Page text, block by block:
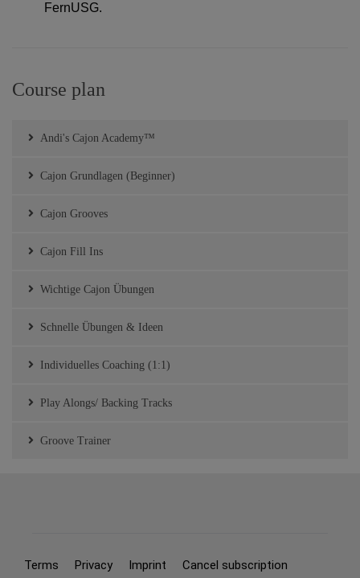
FernUSG.
Course plan
Andi's Cajon Academy™
Cajon Grundlagen (Beginner)
Cajon Grooves
Cajon Fill Ins
Wichtige Cajon Übungen
Schnelle Übungen & Ideen
Individuelles Coaching (1:1)
Play Alongs/ Backing Tracks
Groove Trainer
Terms Privacy Imprint Cancel subscription